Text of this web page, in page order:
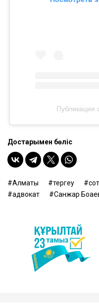
Публикация
Достарыңмен бөліс
Алматы тергеу сот
адвокат
Санжар